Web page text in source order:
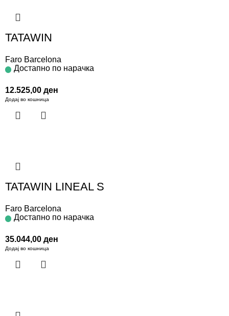
TATAWIN
Faro Barcelona
Достапно по нарачка
12.525,00 ден
Додај во кошница
TATAWIN LINEAL S
Faro Barcelona
Достапно по нарачка
35.044,00 ден
Додај во кошница